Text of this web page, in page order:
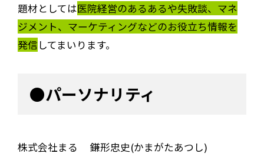
題材としては医院経営のあるあるや失敗談、マネ
ジメント、マーケティングなどのお役立ち情報を
発信 してまいります。
●パーソナリティ
株式会社まる 鎌形忠史(かまがたあつし)